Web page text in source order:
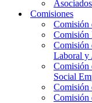
Comisiones
Comisión
Comisión
Comisión
Laboral y
Comisión
Social
Comisión
Comisión